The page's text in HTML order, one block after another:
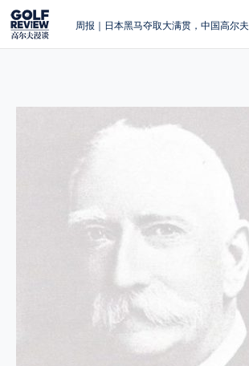
周报｜日本黑马夺取大满贯，中国高尔夫
蜕变
周报｜亚巡“换码头”，果岭脱鞋抗议的乌
查莉·赫尔：不断制造“麻烦”的流量明星